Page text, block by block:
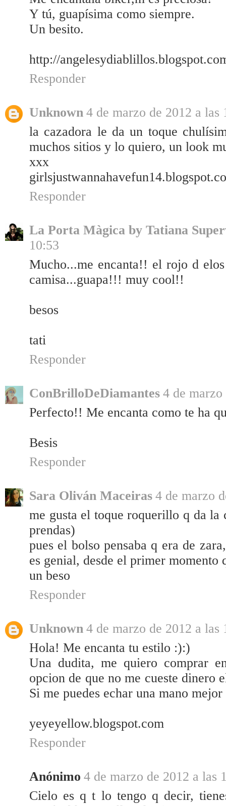
Y tú, guapísima como siempre.
Un besito.
http://
Responder
Unknown 4 de marzo de 2012 a las
la cazadora le da un toque
muchos sitios y lo quiero, un look
xxx
Responder
La Porta Màgica by Tatiana
10:53
Mucho...me encanta!! el rojo d
camisa...guapa!!! muy cool!!
besos
tati
Responder
ConBrilloDeDiamantes 4 de marzo
Perfecto!! Me encanta como te ha
Besis
Responder
Sara Oliván Maceiras 4 de marzo
me gusta el toque roquerillo q da
prendas)
pues el bolso pensaba q era de
es genial, desde el primer momento
un beso
Responder
Unknown 4 de marzo de 2012 a las
Hola! Me encanta tu estilo :):)
Una dudita, me quiero comprar
opcion de que no me cueste dinero
Si me puedes echar una mano
yeyeyellow.blogspot.com
Responder
Anónimo 4 de marzo de 2012 a las
Cielo es q t lo tengo q decir,